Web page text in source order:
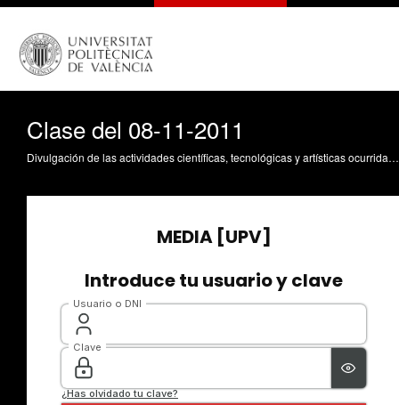
Clase del 08-11-2011
Divulgación de las actividades científicas, tecnológicas y artísticas ocurridas en los tres campus de la UPV